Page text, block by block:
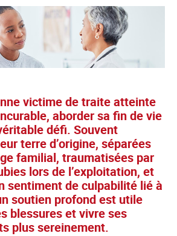
victime de traite atteinte
aborder sa fin de vie
défi. Souvent
terre d’origine, séparées
familial, traumatisées par
lors de l’exploitation, et
sentiment de culpabilité lié à
soutien profond est utile
blessures et vivre ses
plus sereinement.